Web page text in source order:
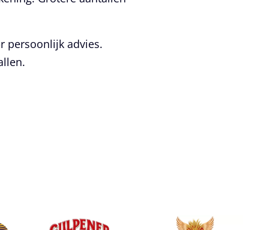
persoonlijk advies.